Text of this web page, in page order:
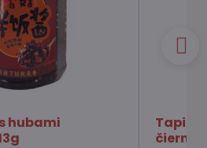
perly s príchuťou
cukru 250g